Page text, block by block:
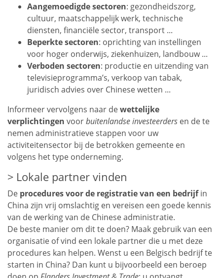
Aangemoedigde sectoren: gezondheidszorg,
cultuur, maatschappelijk werk, technische
diensten, financiële sector, transport ...
Beperkte sectoren: oprichting van instellingen
voor hoger onderwijs, ziekenhuizen, landbouw ...
Verboden sectoren: productie en uitzending van
televisieprogramma’s, verkoop van tabak,
juridisch advies over Chinese wetten ...
Informeer vervolgens naar dewettelijke
verplichtingen voorbuitenlandse investeerders en de te
nemen administratieve stappen voor uw
activiteitensector bij de betrokken gemeente en
volgens het type onderneming.
Lokale partner vinden
De procedures voor de registratie van een bedrijfin
China zijn vrij omslachtig en vereisen een goede kennis
van de werking van de Chinese administratie.
De beste manier om dit te doen? Maak gebruik van een
organisatie of vind een lokale partner die u met deze
procedures kan helpen. Wenst u een Belgisch bedrijf te
starten in China? Dan kunt u bijvoorbeeld een beroep